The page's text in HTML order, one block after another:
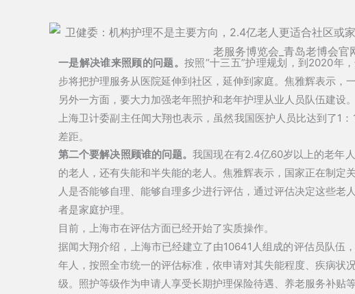
一是解决谁来照顾的问题。按照“十三五”护理规划，到2020年
步将把护理服务从医院延伸到社区，延伸到家庭。焦雅辉表示，
另外一方面，要大力加强老年照护和老年护理从业人员队伍建设。
上海卫计委副主任闻大翔也表示，虽然我国医护人员比达到了1
差距。
第二个要解决照顾谁的问题。我国现在有2.4亿60岁以上的老年
的老人，还有失能和半失能的老人。焦雅辉表示，国家正在制定
人是否能够自理、能够自理多少进行评估，通过评估决定这些老
者是家庭护理。
目前，上海市在评估方面已经开始了实质操作。
据闻大翔介绍，上海市已经建立了由10641人组成的评估员队伍
年人，按照全市统一的评估标准，依申请对其失能程度、疾病状
级。照护等级作为申请人享受长期护理保险待遇、养老服务补贴